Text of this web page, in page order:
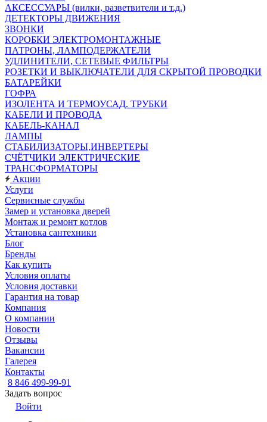
АКСЕССУАРЫ (вилки, разветвители и т.д.)
ДЕТЕКТОРЫ ДВИЖЕНИЯ
ЗВОНКИ
КОРОБКИ ЭЛЕКТРОМОНТАЖНЫЕ
ПАТРОНЫ, ЛАМПОДЕРЖАТЕЛИ
УДЛИНИТЕЛИ, СЕТЕВЫЕ ФИЛЬТРЫ
РОЗЕТКИ И ВЫКЛЮЧАТЕЛИ ДЛЯ СКРЫТОЙ ПРОВОДКИ
БАТАРЕЙКИ
ГОФРА
ИЗОЛЕНТА И ТЕРМОУСАД. ТРУБКИ
КАБЕЛИ И ПРОВОДА
КАБЕЛЬ-КАНАЛ
ЛАМПЫ
СТАБИЛИЗАТОРЫ,ИНВЕРТЕРЫ
СЧЁТЧИКИ ЭЛЕКТРИЧЕСКИЕ
ТРАНСФОРМАТОРЫ
Акции
Услуги
Сервисные службы
Замер и установка дверей
Монтаж и ремонт котлов
Установка сантехники
Блог
Бренды
Как купить
Условия оплаты
Условия доставки
Гарантия на товар
Компания
О компании
Новости
Отзывы
Вакансии
Галерея
Контакты
8 846 499-99-91
Задать вопрос
Войти